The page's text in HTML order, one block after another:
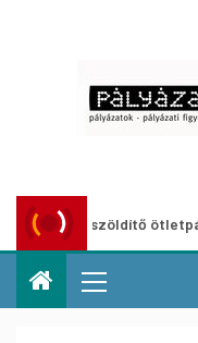
Városzöldítő ötletpályázat